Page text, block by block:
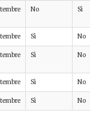
No Sì
Sì No
Sì No
Sì No
Sì No